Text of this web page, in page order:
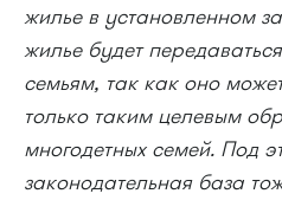
жилье в установленном
жилье будет
семьям, так как оно
только таким целевым
многодетных семей. Под
законодательная база